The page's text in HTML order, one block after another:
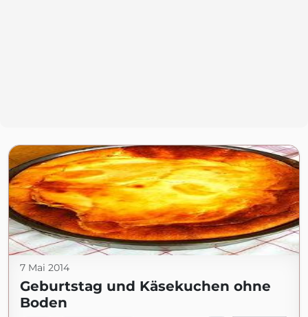
7 Mai 2014
Geburtstag und Käsekuchen ohne
Boden